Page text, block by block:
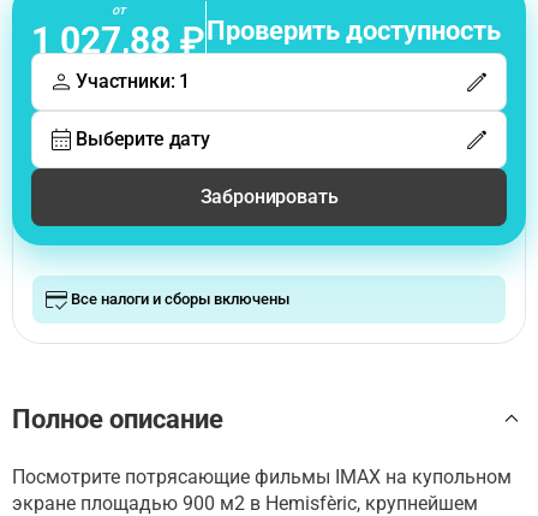
от
1 027,88 ₽ Проверить доступность
Участники: 1
Выберите дату
Забронировать
Все налоги и сборы включены
Полное описание
Посмотрите потрясающие фильмы IMAX на купольном
экране площадью 900 м2 в Hemisfèric, крупнейшем